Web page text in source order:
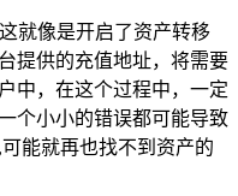
就像是开启了资产转移
提供的充值地址，将需要
中，在这个过程中，一定
个小小的错误都可能导致
能就再也找不到资产的